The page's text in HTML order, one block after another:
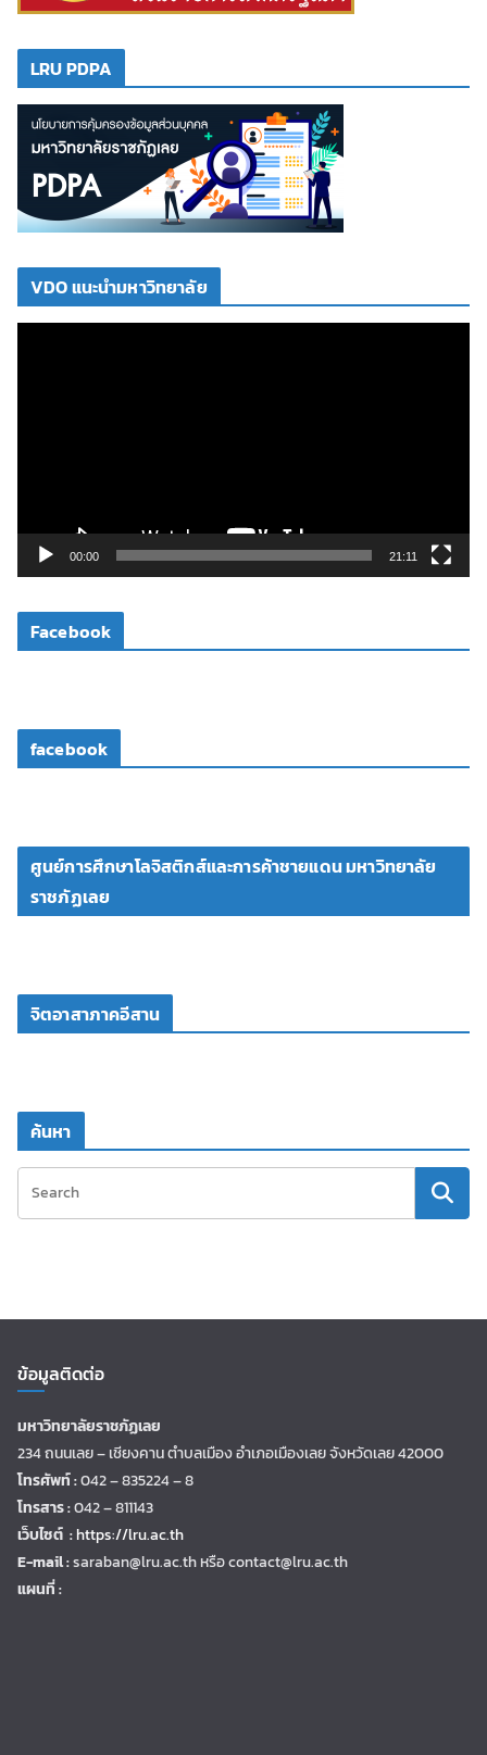
LRU PDPA
VDO แนะนำมหาวิทยาลัย
ดี
โ
00:00 21:11
Facebook
facebook
ศูนย์การศึกษาโลจิสติกส์และการค้าชายแดน มหาวิทยาลัย
ราชภัฏเลย
จิตอาสาภาคอีสาน
ค้นหา
ข้อมูลติดต่อ
มหาวิทยาลัยราชภัฏเลย
234 ถนนเลย – เชียงคาน ตำบลเมือง อำเภอเมืองเลย จังหวัดเลย 42000
โทรศัพท์ :042 – 835224 – 8
โทรสาร :042 – 811143
เว็บไซต์ :https://lru.ac.th
E-mail :saraban@lru.ac.thหรือ contact@lru.ac.th
แผนที่ :